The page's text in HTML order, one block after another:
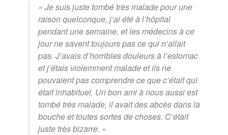
« Je suis juste tombé très malade pour une
raison quelconque, j’ai été à l’hôpital
pendant une semaine, et les médecins à ce
jour ne savent toujours pas ce qui n’allait
pas. J’avais d’horribles douleurs à l’estomac
et j’étais violemment malade et ils ne
pouvaient pas comprendre ce que c’était qui
était inhabituel. Un bon ami à nous aussi est
tombé très malade, il avait des abcès dans la
bouche et toutes sortes de choses. C’était
juste très bizarre. »